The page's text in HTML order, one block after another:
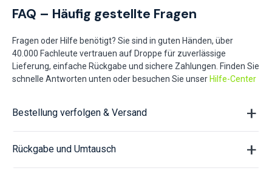
FAQ – Häufig gestellte Fragen
Fragen oder Hilfe benötigt? Sie sind in guten Händen, über
40.000 Fachleute vertrauen auf Droppe für zuverlässige
Lieferung, einfache Rückgabe und sichere Zahlungen. Finden Sie
schnelle Antworten unten oder besuchen Sie unser Hilfe-Center
Bestellung verfolgen & Versand
Rückgabe und Umtausch